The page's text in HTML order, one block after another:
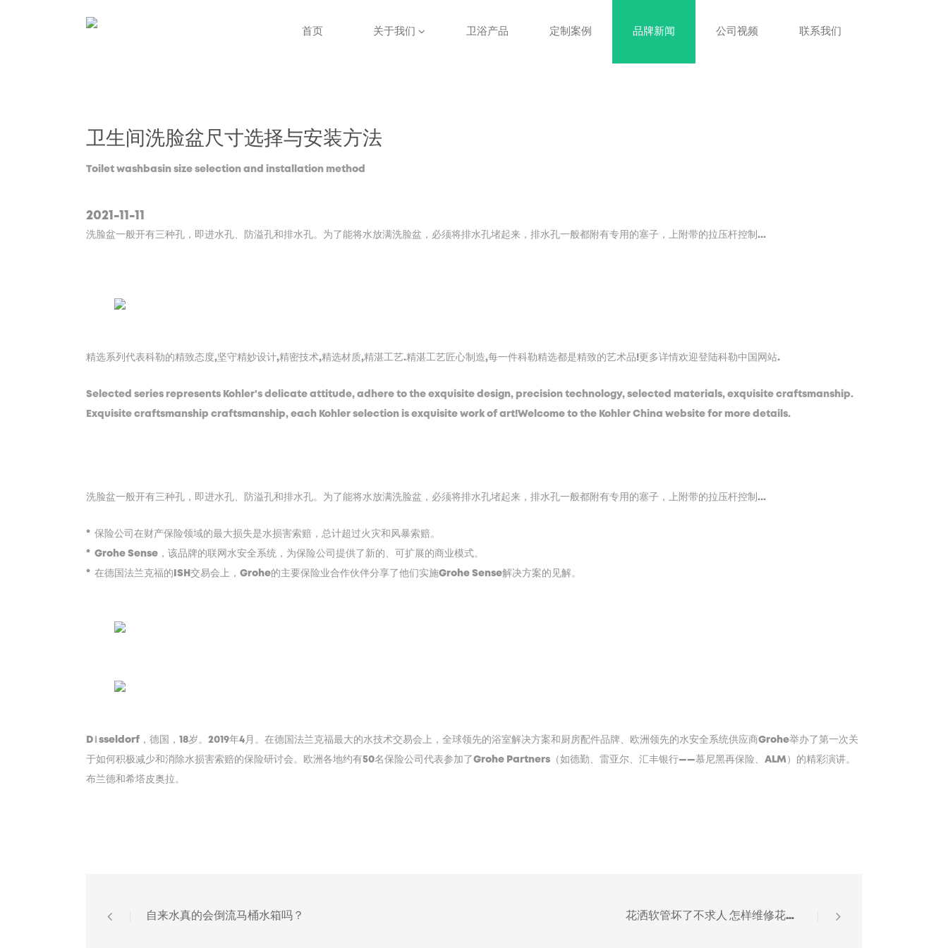
首页 关于我们 卫浴产品 定制案例 品牌新闻 公司视频 联系我们
卫生间洗脸盆尺寸选择与安装方法
Toilet washbasin size selection and installation method
2021-11-11
洗脸盆一般开有三种孔，即进水孔、防溢孔和排水孔。为了能将水放满洗脸盆，必须将排水孔堵起来，排水孔一般都附有专用的塞子，上附带的拉压杆控制...
精选系列代表科勒的精致态度,坚守精妙设计,精密技术,精选材质,精湛工艺.精湛工艺匠心制造,每一件科勒精选都是精致的艺术品!更多详情欢迎登陆科勒中国网站.
Selected series represents Kohler's delicate attitude, adhere to the exquisite design, precision technology, selected materials, exquisite craftsmanship.
Exquisite craftsmanship craftsmanship, each Kohler selection is exquisite work of art!Welcome to the Kohler China website for more details.
洗脸盆一般开有三种孔，即进水孔、防溢孔和排水孔。为了能将水放满洗脸盆，必须将排水孔堵起来，排水孔一般都附有专用的塞子，上附带的拉压杆控制...
* 保险公司在财产保险领域的最大损失是水损害索赔，总计超过火灾和风暴索赔。
* Grohe Sense，该品牌的联网水安全系统，为保险公司提供了新的、可扩展的商业模式。
* 在德国法兰克福的ISH交易会上，Grohe的主要保险业合作伙伴分享了他们实施Grohe Sense解决方案的见解。
D_sseldorf，德国，18岁。2019年4月。在德国法兰克福最大的水技术交易会上，全球领先的浴室解决方案和厨房配件品牌、欧洲领先的水安全系统供应商Grohe举办了第一次关
于如何积极减少和消除水损害索赔的保险研讨会。欧洲各地约有50名保险公司代表参加了Grohe Partners（如德勤、雷亚尔、汇丰银行——慕尼黑再保险、ALM）的精彩演讲。
布兰德和希塔皮奥拉。
自来水真的会倒流马桶水箱吗？ 花洒软管坏了不求人 怎样维修花洒软管？